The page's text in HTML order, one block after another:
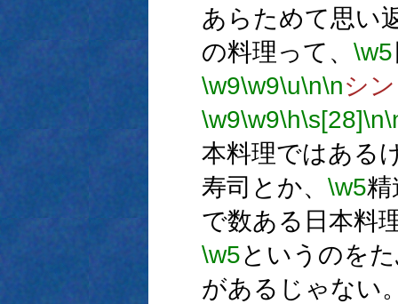
あらためて思い
の料理って、 \w5
\w9\w9\u\n\nシ
\w9\w9\h\s[28]\n
本料理ではある
寿司とか、 \w5精
で数ある日本料
\w5というのを
があるじゃない